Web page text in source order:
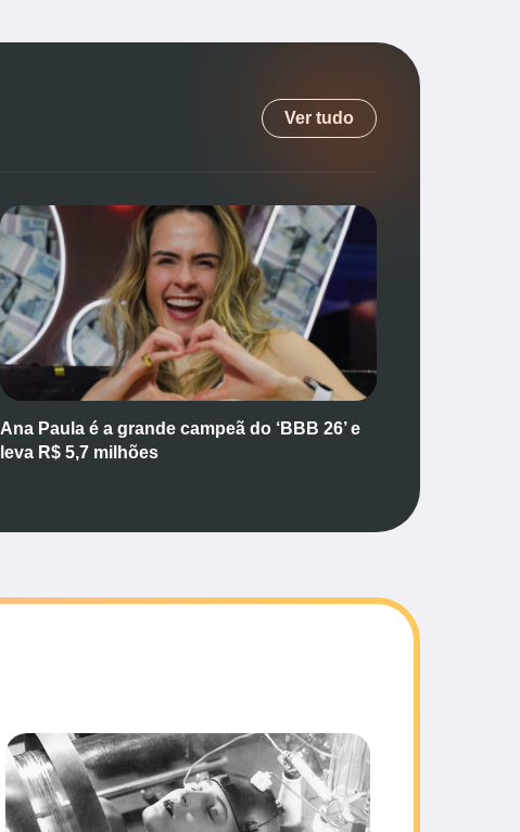
Ver tudo
Ana Paula é a grande campeã do ‘BBB 26’ e
leva R$ 5,7 milhões